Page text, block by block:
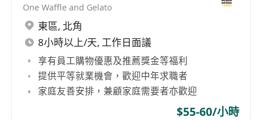
One Waffle and Gelato
東區, 北角
8小時以上/天, 工作日面議
享有員工購物優惠及推薦獎金等福利
提供平等就業機會，歡迎中年求職者
家庭友善安排，兼顧家庭需要者亦歡迎
$55-60/小時